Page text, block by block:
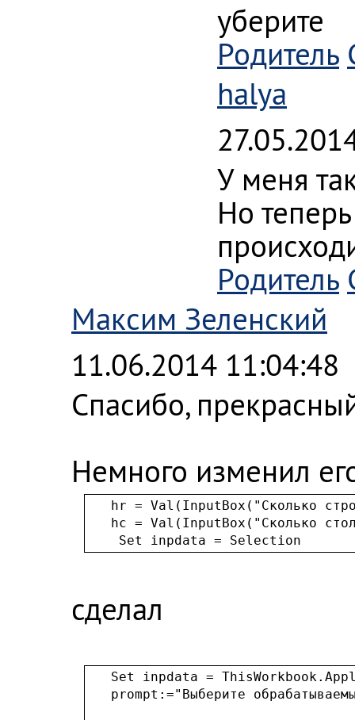
уберите
Родитель
halya
У меня
Но
Родитель
Максим Зеленский
11.06.2014 11:04:48
Спасибо,
Немного изменил
hr = Val(InputBox("Сколько
hc = Val(InputBox("Сколько
Set inpdata = Selection
сделал
Set inpdata =
prompt:="Выберите